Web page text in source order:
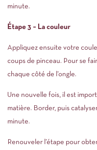
minute.
Étape 3 – La couleur
Appliquez ensuite votre
coups de pinceau. Pour se
chaque côté de l’ongle.
Une nouvelle fois, il est
matière. Border, puis
minute.
Renouveler l’étape pour